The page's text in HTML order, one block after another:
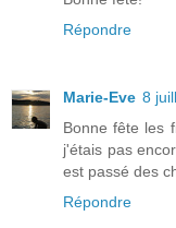
Répondre
Marie-Eve 8
Bonne fête les
j'étais pas
est passé des
Répondre